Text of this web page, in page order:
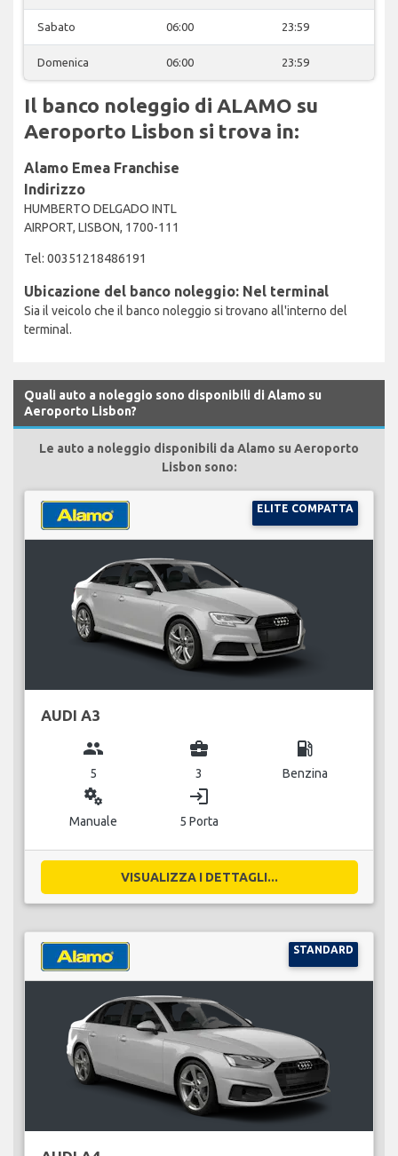
Sabato 06:00 23:59
Domenica 06:00 23:59
Il banco noleggio di ALAMO su
Aeroporto Lisbon si trova in:
Alamo Emea Franchise
Indirizzo
HUMBERTO DELGADO INTL
AIRPORT, LISBON, 1700-111
Tel: 00351218486191
Ubicazione del banco noleggio: Nel terminal
Sia il veicolo che il banco noleggio si trovano all'interno del
terminal.
Quali auto a noleggio sono disponibili di Alamo su
Aeroporto Lisbon?
Le auto a noleggio disponibili da Alamo su Aeroporto
Lisbon sono:
ELITE COMPATTA
AUDI A3
group
5
business_center
3
local_gas_station
Benzina
miscellaneous_services
Manuale
login
5 Porta
VISUALIZZA I DETTAGLI...
STANDARD